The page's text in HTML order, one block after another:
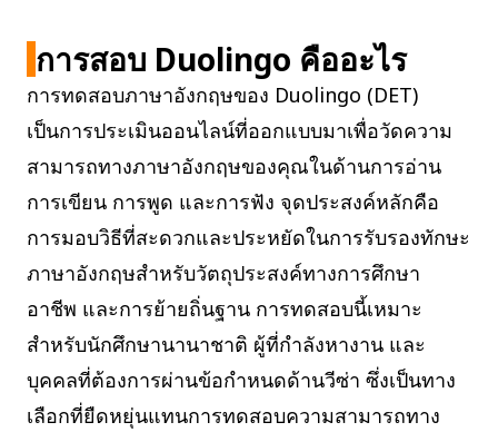
การสอบ Duolingo คืออะไร
การทดสอบภาษาอังกฤษของ Duolingo (DET)
เป็นการประเมินออนไลน์ที่ออกแบบมาเพื่อวัดความ
สามารถทางภาษาอังกฤษของคุณในด้านการอ่าน
การเขียน การพูด และการฟัง จุดประสงค์หลักคือ
การมอบวิธีที่สะดวกและประหยัดในการรับรองทักษะ
ภาษาอังกฤษสำหรับวัตถุประสงค์ทางการศึกษา
อาชีพ และการย้ายถิ่นฐาน การทดสอบนี้เหมาะ
สำหรับนักศึกษานานาชาติ ผู้ที่กำลังหางาน และ
บุคคลที่ต้องการผ่านข้อกำหนดด้านวีซ่า ซึ่งเป็นทาง
เลือกที่ยืดหยุ่นแทนการทดสอบความสามารถทาง